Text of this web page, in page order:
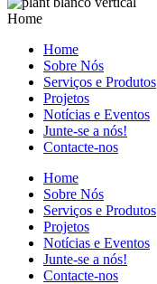
Home
Home
Sobre Nós
Serviços e Produtos
Projetos
Notícias e Eventos
Junte-se a nós!
Contacte-nos
Home
Sobre Nós
Serviços e Produtos
Projetos
Notícias e Eventos
Junte-se a nós!
Contacte-nos